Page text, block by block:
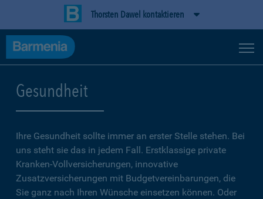
Thorsten Dawel kontaktieren
Gesundheit
Ihre Gesundheit sollte immer an erster Stelle stehen. Bei
uns steht sie das in jedem Fall. Erstklassige private
Kranken-Vollversicherungen, innovative
Zusatzversicherungen mit Budgetvereinbarungen, die
Sie ganz nach Ihren Wünsche einsetzen können. Oder